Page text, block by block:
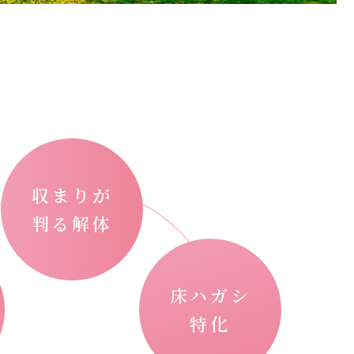
収まりが
判る解体
床ハガシ
特化